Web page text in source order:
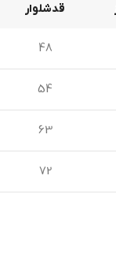
قدشلوار
48
54
63
72